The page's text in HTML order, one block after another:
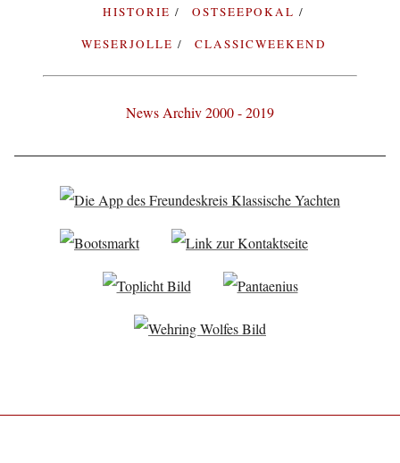
HISTORIE
OSTSEEPOKAL
WESERJOLLE
CLASSICWEEKEND
News Archiv 2000 - 2019